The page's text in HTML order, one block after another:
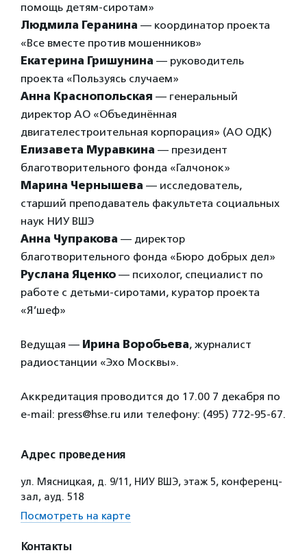
помощь детям-сиротам»
Людмила Геранина — координатор проекта
«Все вместе против мошенников»
Екатерина Гришунина — руководитель
проекта «Пользуясь случаем»
Анна Краснопольская — генеральный
директор АО «Объединённая
двигателестроительная корпорация» (АО ОДК)
Елизавета Муравкина — президент
благотворительного фонда «Галчонок»
Марина Чернышева — исследователь,
старший преподаватель факультета социальных
наук НИУ ВШЭ
Анна Чупракова — директор
благотворительного фонда «Бюро добрых дел»
Руслана Яценко — психолог, специалист по
работе с детьми-сиротами, куратор проекта
«Я’шеф»
Ведущая — Ирина Воробьева, журналист
радиостанции «Эхо Москвы».
Аккредитация проводится до 17.00 7 декабря по
e-mail: press@hse.ru или телефону: (495) 772-95-67.
Адрес проведения
ул. Мясницкая, д. 9/11, НИУ ВШЭ, этаж 5, конференц-
зал, ауд. 518
Посмотреть на карте
Контакты